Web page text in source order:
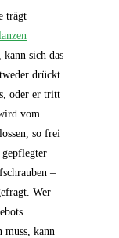
trägt
sich das
drückt
oder er tritt
vom
so frei
–
Wer
muss, kann